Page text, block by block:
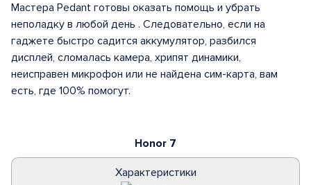
Honor 7
Характеристики
Мастера Pedant готовы оказать помощь и убрать
неполадку в любой день . Следовательно, если на
гаджете быстро садится аккумулятор, разбился
дисплей, сломалась камера, хрипят динамики,
неисправен микрофон или не найдена сим-карта, вам
есть, где 100% помогут.